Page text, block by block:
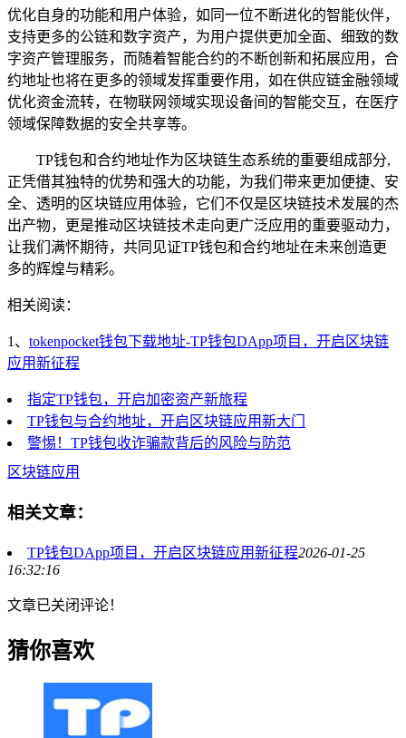
优化自身的功能和用户体验，如同一位不断进化的智能伙伴，
支持更多的公链和数字资产，为用户提供更加全面、细致的数
字资产管理服务，而随着智能合约的不断创新和拓展应用，合
约地址也将在更多的领域发挥重要作用，如在供应链金融领域
优化资金流转，在物联网领域实现设备间的智能交互，在医疗
领域保障数据的安全共享等。
TP钱包和合约地址作为区块链生态系统的重要组成部分,
正凭借其独特的优势和强大的功能，为我们带来更加便捷、安
全、透明的区块链应用体验，它们不仅是区块链技术发展的杰
出产物，更是推动区块链技术走向更广泛应用的重要驱动力，
让我们满怀期待，共同见证TP钱包和合约地址在未来创造更
多的辉煌与精彩。
相关阅读：
1、 tokenpocket钱包下载地址-TP钱包DApp项目，开启区块链
应用新征程
指定TP钱包，开启加密资产新旅程
TP钱包与合约地址，开启区块链应用新大门
警惕！TP钱包收诈骗款背后的风险与防范
区块链应用
相关文章：
TP钱包DApp项目，开启区块链应用新征程2026-01-25
16:32:16
文章已关闭评论！
猜你喜欢